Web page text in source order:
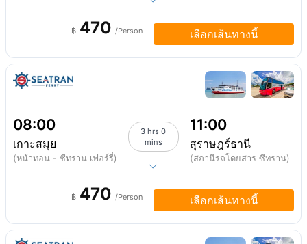
฿ 470 /Person เลือกเส้นทางนี้
08:00
เกาะสมุย
(หน้าทอน - ซีทราน เฟอร์รี่)
3 hrs 0
mins
11:00
สุราษฎร์ธานี
(สถานีรถโดยสาร ซีทราน)
฿ 470 /Person เลือกเส้นทางนี้